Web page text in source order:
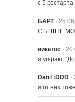
с 5
БАРТ·
СЪЕШТЕ
никитос ·
я угараю,
Danil :DDD ·
я от них